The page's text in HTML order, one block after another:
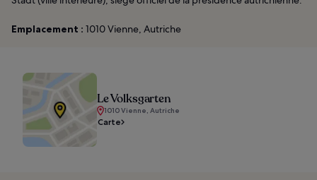
Emplacement : 1010 Vienne, Autriche
Le Volksgarten
1010 Vienne, Autriche
Carte